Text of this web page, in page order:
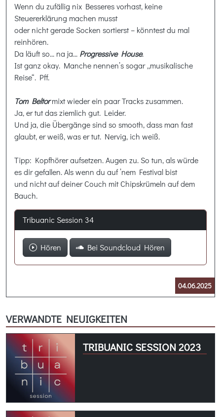
Wenn du zufällig nix Besseres vorhast, keine
Steuererklärung machen musst
oder nicht gerade Socken sortierst – könntest du mal
reinhören.
Da läuft so... na ja... Progressive House.
Ist ganz okay. Manche nennen’s sogar „musikalische
Reise“. Pff.
Tom Beltormixt wieder ein paar Tracks zusammen.
Ja, er tut das ziemlich gut. Leider.
Und ja, die Übergänge sind so smooth, dass man fast
glaubt, er weiß, was er tut. Nervig, ich weiß.
Tipp: Kopfhörer aufsetzen. Augen zu. So tun, als würde
es dir gefallen. Als wenn du auf ’nem Festival bist
und nicht auf deiner Couch mit Chipskrümeln auf dem
Bauch.
Tribuanic Session 34
Hören Bei Soundcloud Hören
04.06.2025
VERWANDTE NEUIGKEITEN
TRIBUANIC SESSION 2023